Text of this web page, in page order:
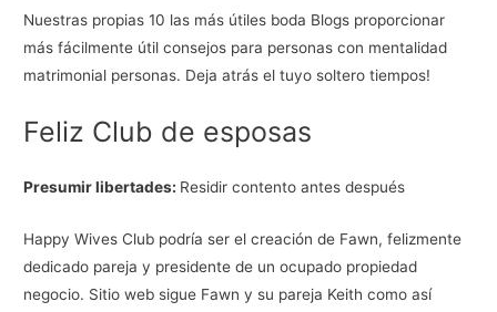
Nuestras propias 10 las más útiles boda Blogs proporcionar
más fácilmente útil consejos para personas con mentalidad
matrimonial personas. Deja atrás el tuyo soltero tiempos!
Feliz Club de esposas
Presumir libertades: Residir contento antes después
Happy Wives Club podría ser el creación de Fawn, felizmente
dedicado pareja y presidente de un ocupado propiedad
negocio. Sitio web sigue Fawn y su pareja ​​Keith como así